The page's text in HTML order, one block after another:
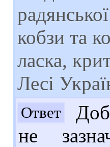
кобзи та
ласка,
Лесі
Ответ
не